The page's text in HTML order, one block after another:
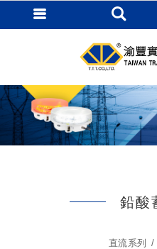
鉛酸
直流系列